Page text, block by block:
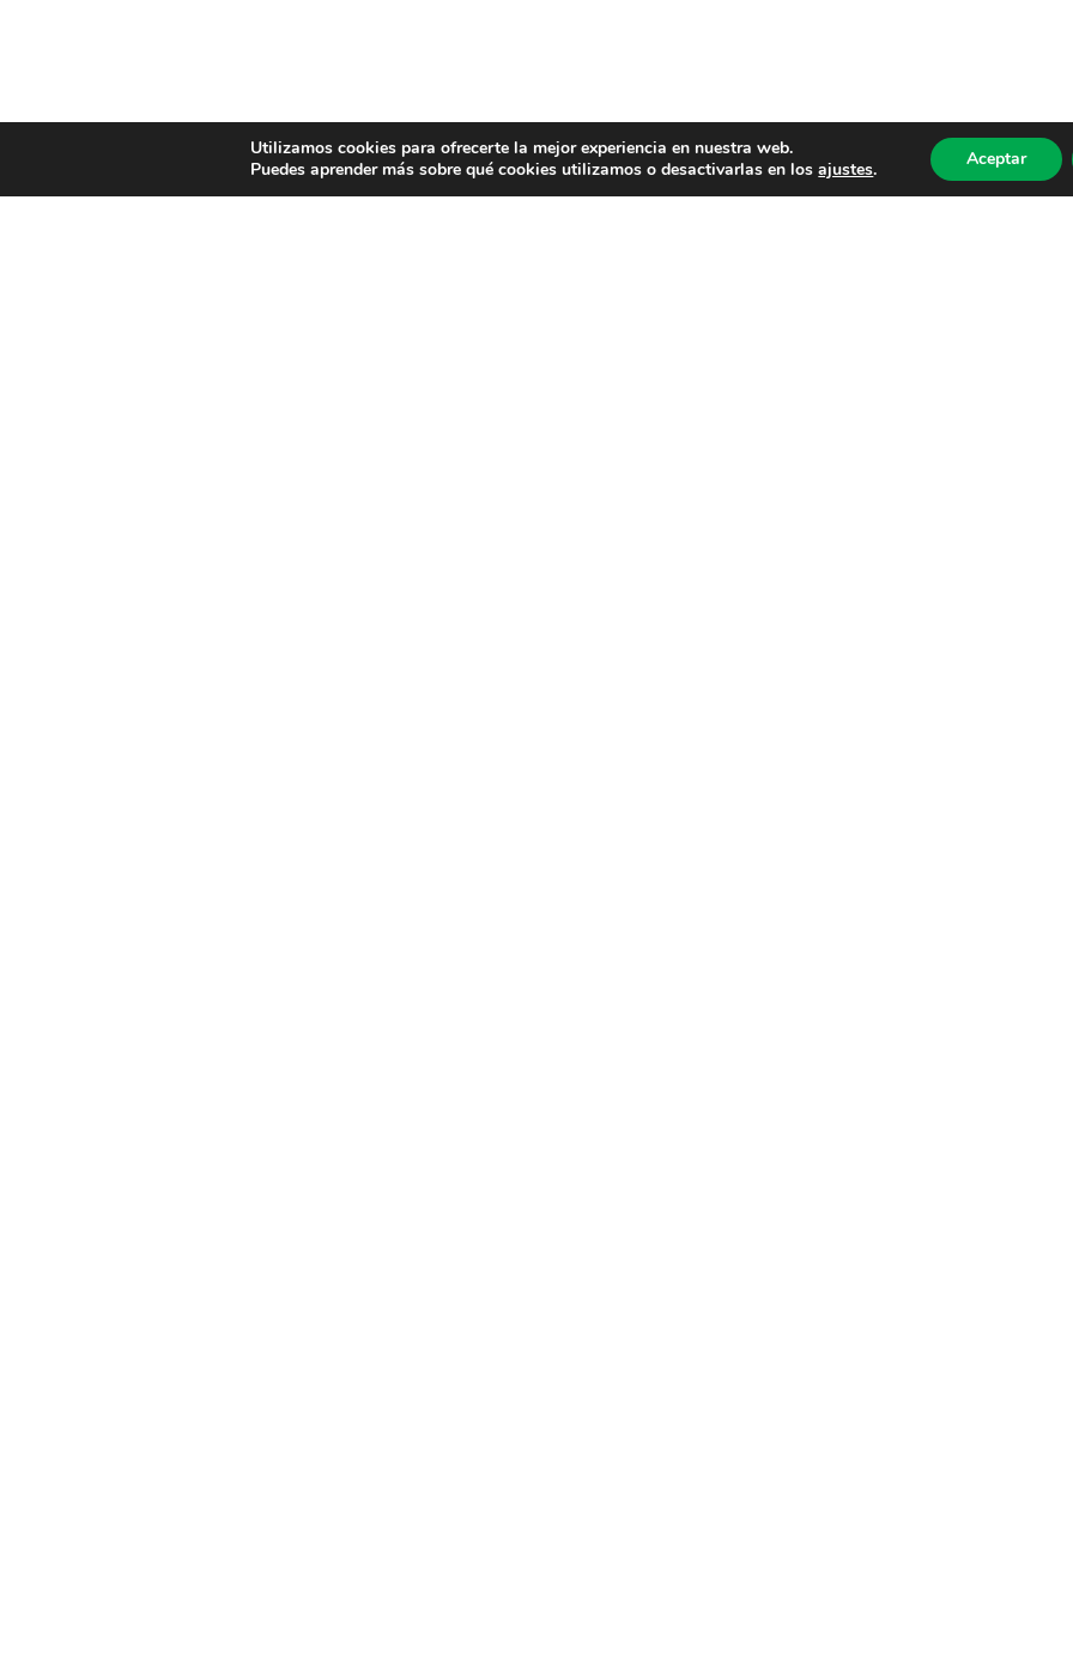
Utilizamos cookies para ofrecerte la mejor experiencia en nuestra web.
Puedes aprender más sobre qué cookies utilizamos o desactivarlas en losajustes. Aceptar